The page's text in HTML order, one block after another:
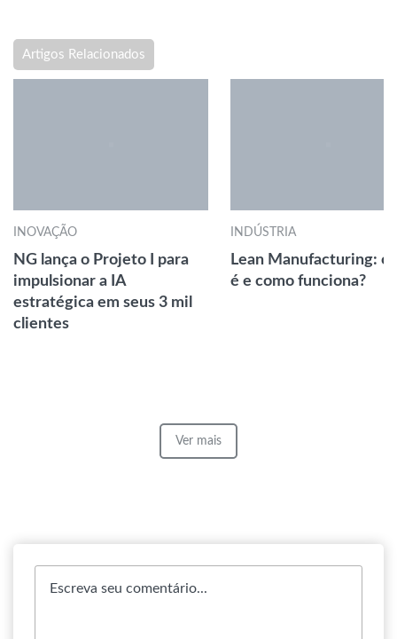
Artigos Relacionados
INOVAÇÃO
NG lança o Projeto I para
impulsionar a IA
estratégica em seus 3 mil
clientes
INDÚSTRIA
Lean Manufacturing: o
é e como funciona?
Ver mais